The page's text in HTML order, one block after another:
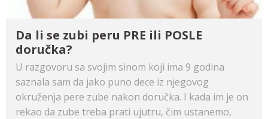
Da li se zubi peru PRE ili POSLE
doručka?
U razgovoru sa svojim sinom koji ima 9 godina
saznala sam da jako puno dece iz njegovog
okruženja pere zube nakon doručka. I kada im je on
rekao da zube treba prati ujutru, čim ustanemo,